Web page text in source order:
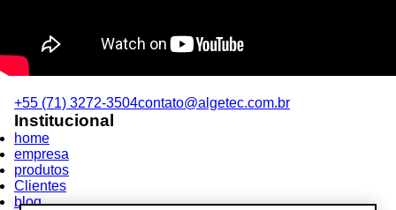
+55 (71) 3272-3504contato@algetec.com.br
Institucional
home
empresa
produtos
Clientes
blog